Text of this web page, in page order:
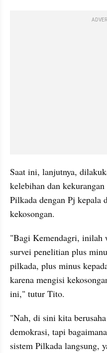
Saat ini, lanjutnya,
kelebihan dan
Pilkada dengan Pj kepala
kekosongan.
"Bagi Kemendagri, inilah
survei penelitian plus
pilkada, plus minus
karena mengisi
ini," tutur Tito.
"Nah, di sini kita
demokrasi, tapi
sistem Pilkada langsung,